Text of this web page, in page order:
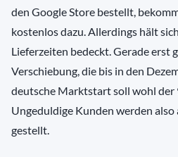
den Google Store bestellt,
kostenlos dazu. Allerdings hält
Lieferzeiten bedeckt. Gerade erst
Verschiebung, die bis in den
deutsche Marktstart soll wohl der
Ungeduldige Kunden werden
gestellt.